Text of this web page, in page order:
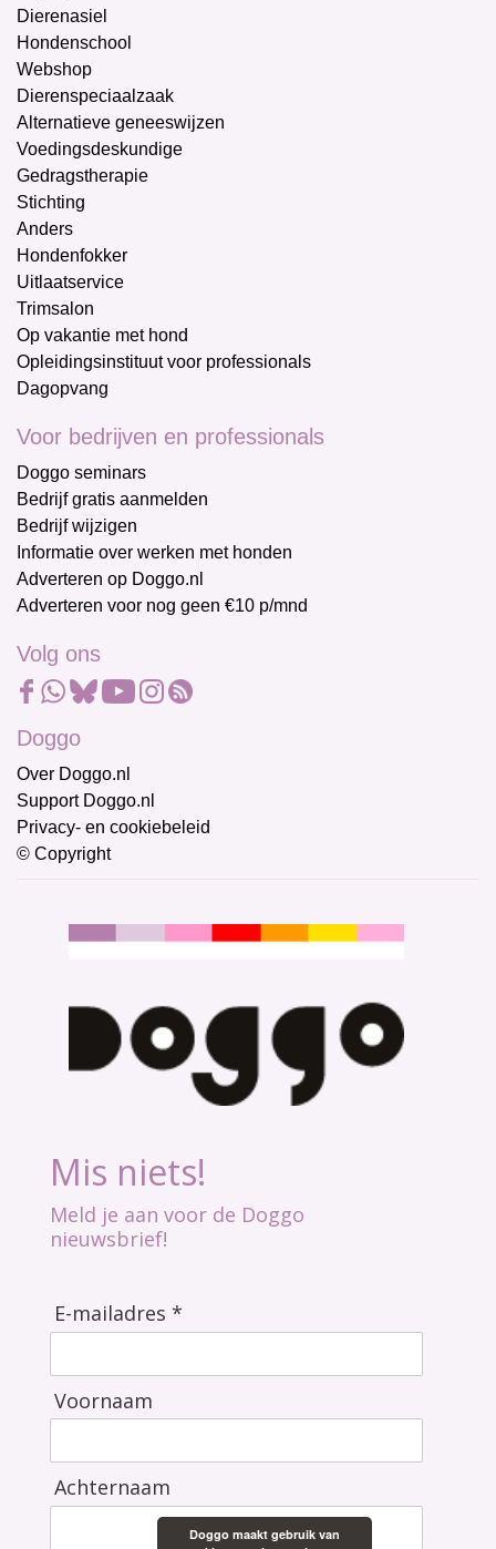
Dierenasiel
Hondenschool
Webshop
Dierenspeciaalzaak
Alternatieve geneeswijzen
Voedingsdeskundige
Gedragstherapie
Stichting
Anders
Hondenfokker
Uitlaatservice
Trimsalon
Op vakantie met hond
Opleidingsinstituut voor professionals
Dagopvang
Voor bedrijven en professionals
Doggo seminars
Bedrijf gratis aanmelden
Bedrijf wijzigen
Informatie over werken met honden
Adverteren op Doggo.nl
Adverteren voor nog geen €10 p/mnd
Volg ons
Doggo
Over Doggo.nl
Support Doggo.nl
Privacy- en cookiebeleid
© Copyright
Mis niets!
Meld je aan voor de Doggo
nieuwsbrief!
E-mailadres *
Voornaam
Achternaam
Doggo maakt gebruik van